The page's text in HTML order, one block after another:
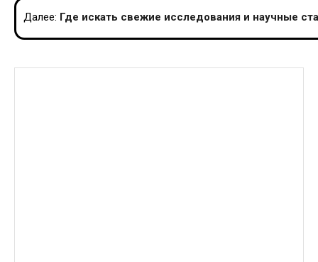
записям
Далее: Где искать свежие исследования и научные